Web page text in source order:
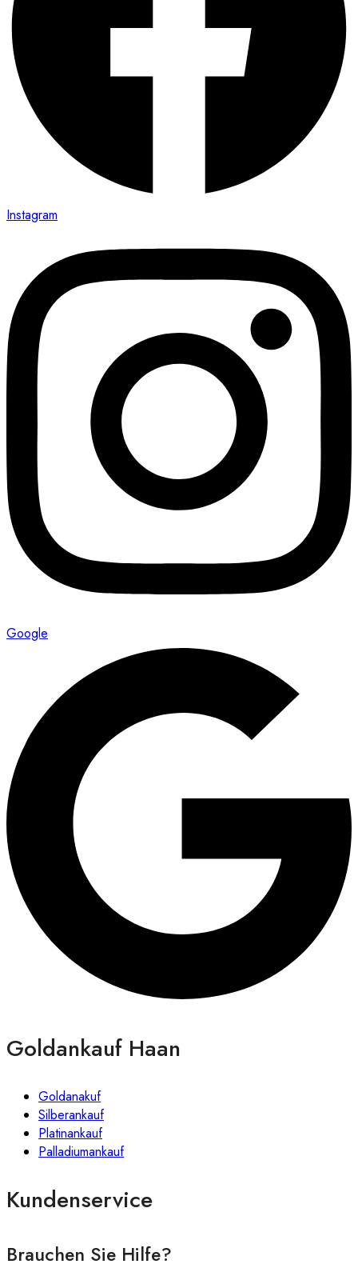
Instagram
Google
Goldankauf Haan
Goldanakuf
Silberankauf
Platinankauf
Palladiumankauf
Kundenservice
Brauchen Sie Hilfe?